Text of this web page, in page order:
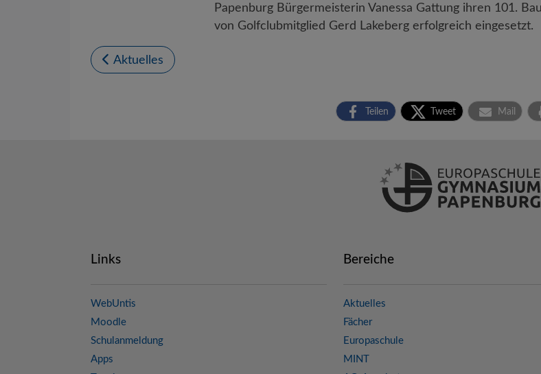
Papenburg Bürgermeisterin Vanessa Gattung ihren 101.
von Golfclubmitglied Gerd Lakeberg erfolgreich eingesetzt.
Aktuelles
Teilen Tweet Mail
Links
WebUntis
Moodle
Schulanmeldung
Apps
Bereiche
Aktuelles
Fächer
Europaschule
MINT